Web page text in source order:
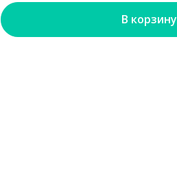
В корзину